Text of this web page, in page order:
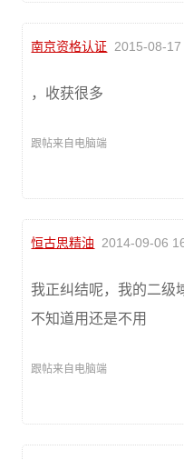
南京资格认证 2015-08-
，收获很多
跟帖来自电脑端
恒古思精油 2014-09-06
我正纠结呢，我的二级
不知道用还是不用
跟帖来自电脑端